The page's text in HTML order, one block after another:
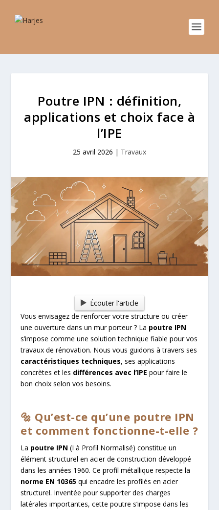
Poutre IPN : définition,
applications et choix face à
l’IPE
25 avril 2026 | Travaux
Écouter l'article
Vous envisagez de renforcer votre structure ou créer
une ouverture dans un mur porteur ? La poutre IPN
s’impose comme une solution technique fiable pour vos
travaux de rénovation. Nous vous guidons à travers ses
caractéristiques techniques, ses applications
concrètes et les différences avec l’IPE pour faire le
bon choix selon vos besoins.
🔩 Qu’est-ce qu’une poutre IPN
et comment fonctionne-t-elle ?
La poutre IPN (I à Profil Normalisé) constitue un
élément structurel en acier de construction développé
dans les années 1960. Ce profil métallique respecte la
norme EN 10365 qui encadre les profilés en acier
structurel. Inventée pour supporter des charges
latérales importantes, cette poutre s’impose dans les